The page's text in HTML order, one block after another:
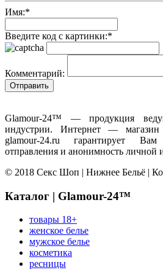
Имя:*
Введите код с картинки:*
Комментарий:
Glamour-24™ — продукция
индустрии. Интернет — магазин
glamour-24.ru гарантирует
отправления и анонимность личной
© 2018 Секс Шоп | Нижнее Бельё |
Каталог | Glamour-24™
товары 18+
женское белье
мужское белье
косметика
ресницы